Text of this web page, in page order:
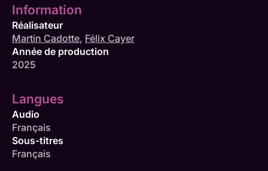
Information
Réalisateur
Martin Cadotte, Félix Cayer
Année de production
2025
Langues
Audio
Français
Sous-titres
Français